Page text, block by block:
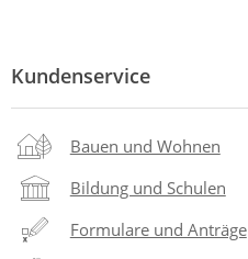
Kundenservice
Bauen und Wohnen
Bildung und Schulen
Formulare und Anträge